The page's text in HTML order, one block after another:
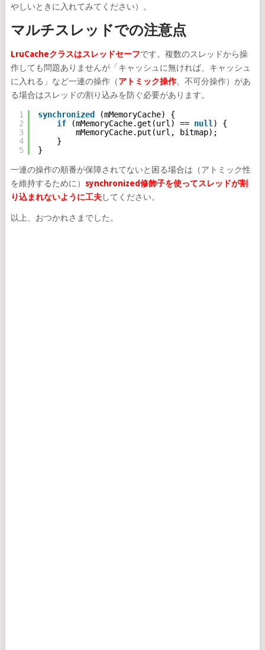
やしいときに入れてみてください）。
マルチスレッドでの注意点
LruCacheクラスはスレッドセーフです。複数のスレッドから操
作しても問題ありませんが「キャッシュに無ければ、キャッシュ
に入れる」など一連の操作（アトミック操作、不可分操作）があ
る場合はスレッドの割り込みを防ぐ必要があります。
1
2
3
4
5
synchronized
(mMemoryCache) {
if
(mMemoryCache.get(url) == null ) {
mMemoryCache.put(url, bitmap);
}
}
一連の操作の順番が保障されてないと困る場合は（アトミック性
を維持するために） synchronized修飾子を使ってスレッドが割
り込まれないように工夫してください。
以上、おつかれさまでした。